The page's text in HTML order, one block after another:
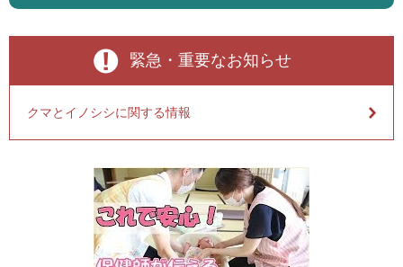
緊急・重要なお知らせ
クマとイノシシに関する情報